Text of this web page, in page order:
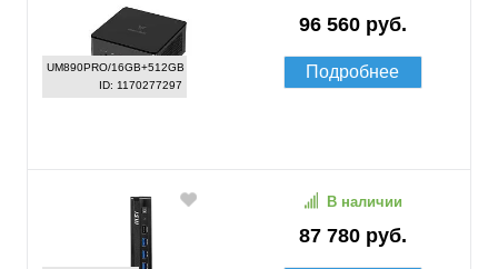
UM890PRO/16GB+512GB
ID: 1170277297
96 560 руб.
Подробнее
87 780 руб.
В наличии